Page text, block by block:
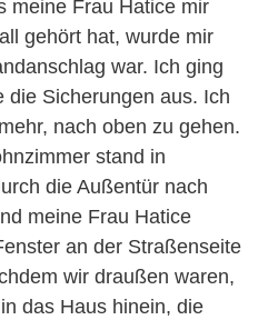
meine Frau Hatice mir
gehört hat, wurde mir
war. Ich ging
die Sicherungen aus. Ich
nach oben zu gehen.
stand in
die Außentür nach
meine Frau Hatice
an der Straßenseite
wir draußen waren,
das Haus hinein, die